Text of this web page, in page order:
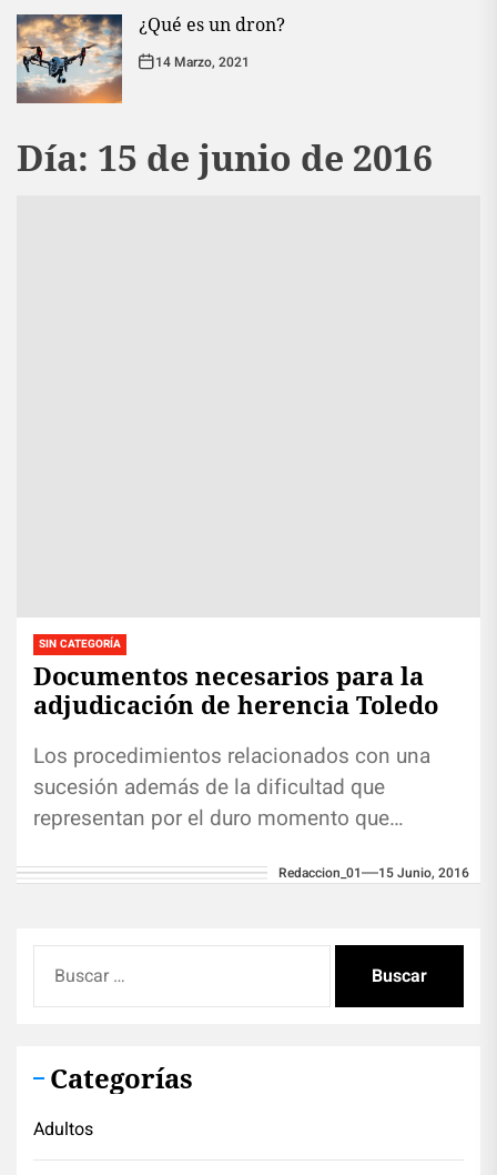
¿Qué es un dron?
14 Marzo, 2021
Día: 15 de junio de 2016
SIN CATEGORÍA
Documentos necesarios para la
adjudicación de herencia Toledo
Los procedimientos relacionados con una
sucesión además de la dificultad que
representan por el duro momento que
compuestos por...
Redaccion_01 15 Junio, 2016
Categorías
Adultos